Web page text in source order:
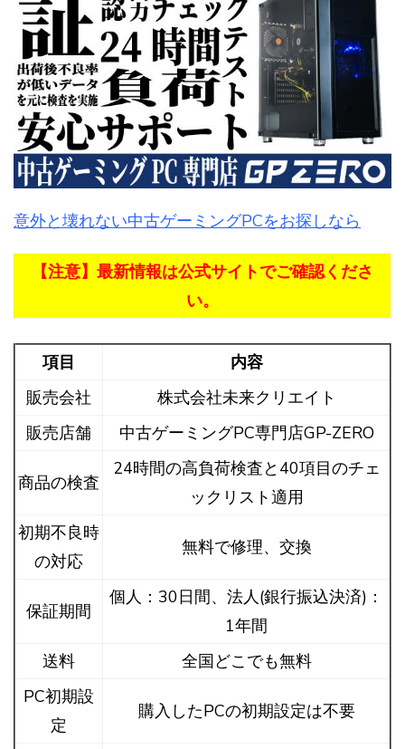
意外と壊れない中古ゲーミングPCをお探しなら
【注意】最新情報は公式サイトでご確認くださ
い。
項目
内容
販売会社
株式会社未来クリエイト
販売店舗
中古ゲーミングPC専門店GP-ZERO
商品の検査
24時間の高負荷検査と40項目のチェ
ックリスト適用
初期不良時
の対応
無料で修理、交換
保証期間
個人：30日間、法人(銀行振込決済)：
1年間
送料
全国どこでも無料
PC初期設
定
購入したPCの初期設定は不要